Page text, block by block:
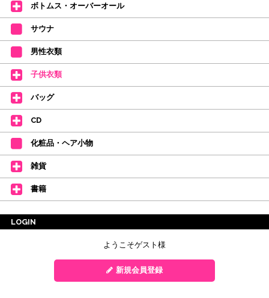
ボトムス・オーバーオール
サウナ
男性衣類
子供衣類
バッグ
CD
化粧品・ヘア小物
雑貨
書籍
LOGIN
ようこそゲスト様
新規会員登録